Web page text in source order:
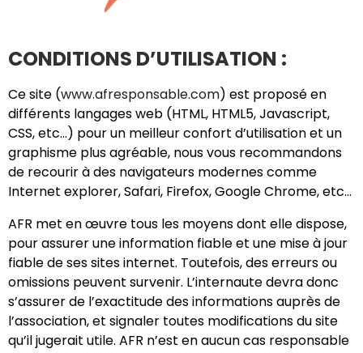
CONDITIONS D’UTILISATION :
Ce site (www.afresponsable.com) est proposé en
différents langages web (HTML, HTML5, Javascript,
CSS, etc…) pour un meilleur confort d’utilisation et un
graphisme plus agréable, nous vous recommandons
de recourir à des navigateurs modernes comme
Internet explorer, Safari, Firefox, Google Chrome, etc…
AFR met en œuvre tous les moyens dont elle dispose,
pour assurer une information fiable et une mise à jour
fiable de ses sites internet. Toutefois, des erreurs ou
omissions peuvent survenir. L’internaute devra donc
s’assurer de l’exactitude des informations auprès de
l’association, et signaler toutes modifications du site
qu’il jugerait utile. AFR n’est en aucun cas responsable